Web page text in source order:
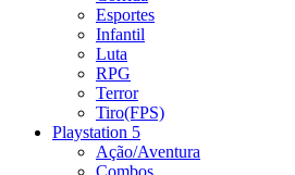
Esportes
Infantil
Luta
RPG
Terror
Tiro(FPS)
Playstation 5
Ação/Aventura
Combos